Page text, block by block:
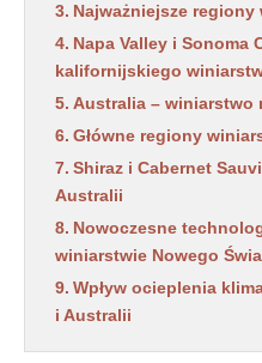
Najważniejsze
Napa Valley i Sonoma
kalifornijskiego
Australia – winiarstwo
Główne regiony
Shiraz i Cabernet
Australii
Nowoczesne
winiarstwie Nowego
Wpływ ocieplenia
i Australii